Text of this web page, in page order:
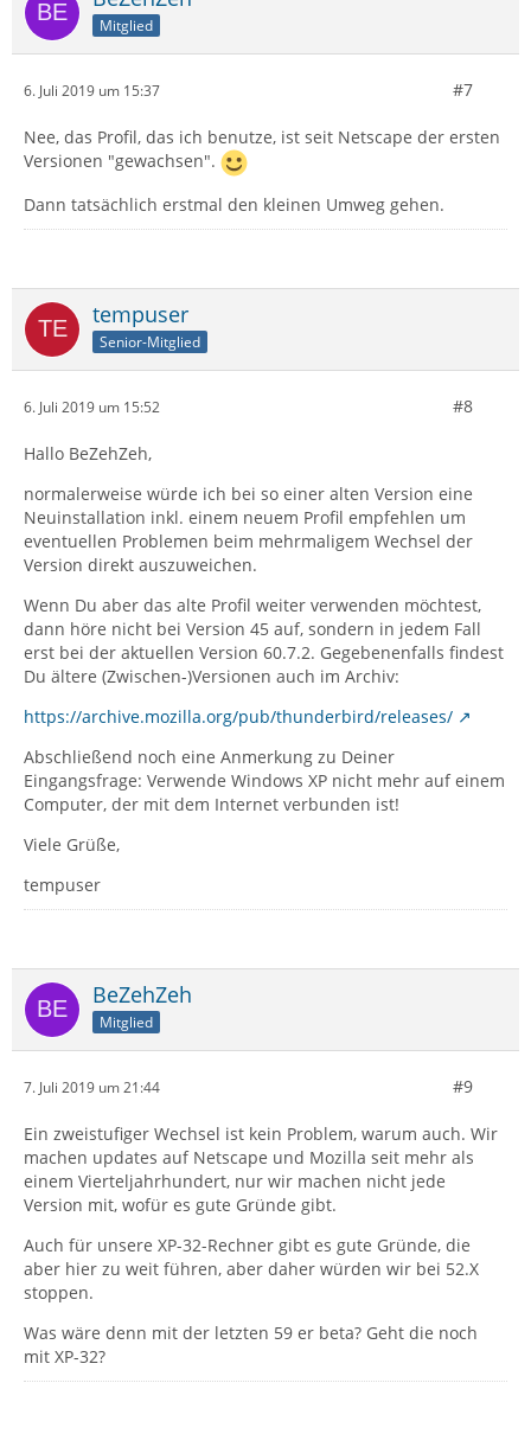
Mitglied
6. Juli 2019 um 15:37 #7
Nee, das Profil, das ich benutze, ist seit Netscape der ersten
Versionen "gewachsen".
Dann tatsächlich erstmal den kleinen Umweg gehen.
tempuser
Senior-Mitglied
6. Juli 2019 um 15:52 #8
Hallo BeZehZeh,
normalerweise würde ich bei so einer alten Version eine
Neuinstallation inkl. einem neuem Profil empfehlen um
eventuellen Problemen beim mehrmaligem Wechsel der
Version direkt auszuweichen.
Wenn Du aber das alte Profil weiter verwenden möchtest,
dann höre nicht bei Version 45 auf, sondern in jedem Fall
erst bei der aktuellen Version 60.7.2. Gegebenenfalls findest
Du ältere (Zwischen-)Versionen auch im Archiv:
https://archive.mozilla.org/pub/thunderbird/releases/
Abschließend noch eine Anmerkung zu Deiner
Eingangsfrage: Verwende Windows XP nicht mehr auf einem
Computer, der mit dem Internet verbunden ist!
Viele Grüße,
tempuser
BeZehZeh
Mitglied
7. Juli 2019 um 21:44 #9
Ein zweistufiger Wechsel ist kein Problem, warum auch. Wir
machen updates auf Netscape und Mozilla seit mehr als
einem Vierteljahrhundert, nur wir machen nicht jede
Version mit, wofür es gute Gründe gibt.
Auch für unsere XP-32-Rechner gibt es gute Gründe, die
aber hier zu weit führen, aber daher würden wir bei 52.X
stoppen.
Was wäre denn mit der letzten 59 er beta? Geht die noch
mit XP-32?